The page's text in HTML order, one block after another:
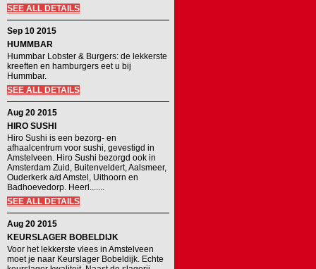
SEE ALL DETAILS
Sep 10 2015
HUMMBAR
Hummbar Lobster & Burgers: de lekkerste
kreeften en hamburgers eet u bij
Hummbar.
SEE ALL DETAILS
Aug 20 2015
HIRO SUSHI
Hiro Sushi is een bezorg- en
afhaalcentrum voor sushi, gevestigd in
Amstelveen. Hiro Sushi bezorgd ook in
Amsterdam Zuid, Buitenveldert, Aalsmeer,
Ouderkerk a/d Amstel, Uithoorn en
Badhoevedorp. Heerl.......
SEE ALL DETAILS
Aug 20 2015
KEURSLAGER BOBELDIJK
Voor het lekkerste vlees in Amstelveen
moet je naar Keurslager Bobeldijk. Echte